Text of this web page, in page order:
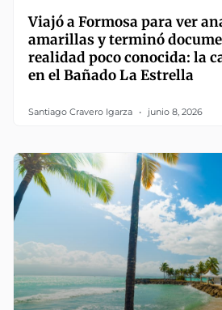
Viajó a Formosa para ver
amarillas y terminó
realidad poco conocida: la
en el Bañado La Estrella
Santiago Cravero Igarza junio 8, 2026